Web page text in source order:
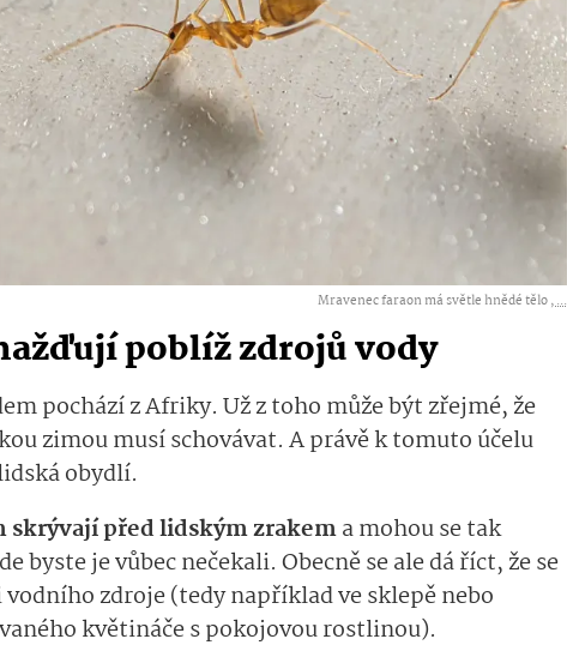
Mravenec faraon má světle hnědé tělo ,...
poblíž zdrojů vody
pochází z Afriky. Už z toho může být zřejmé, že
zimou musí schovávat. A právě k tomuto účelu
obydlí.
skrývají před lidským zrakema mohou se tak
byste je vůbec nečekali. Obecně se ale dá říct, že se
zdroje (tedy například ve sklepě nebo
květináče s pokojovou rostlinou).